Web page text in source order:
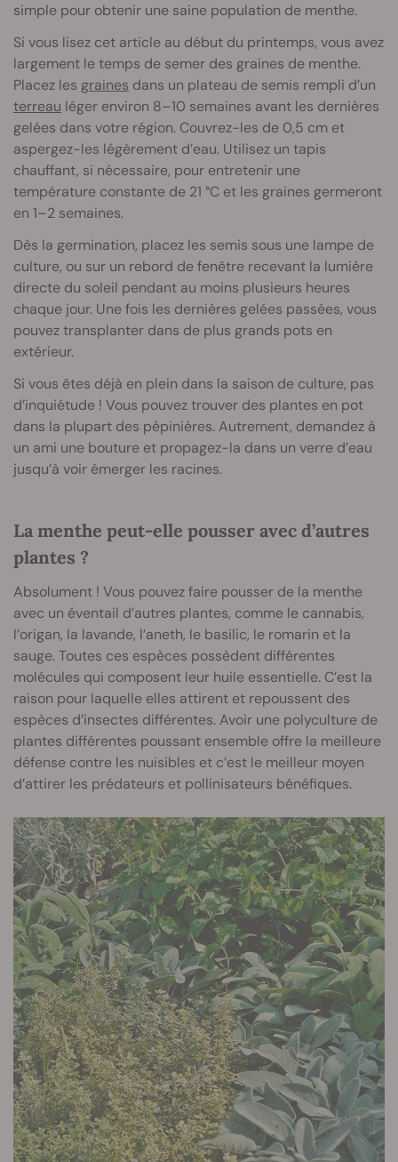
simple pour obtenir une saine population de menthe.
Si vous lisez cet article au début du printemps, vous avez
largement le temps de semer des graines de menthe.
Placez les graines dans un plateau de semis rempli d’un
terreau léger environ 8–10 semaines avant les dernières
gelées dans votre région. Couvrez-les de 0,5 cm et
aspergez-les légèrement d’eau. Utilisez un tapis
chauffant, si nécessaire, pour entretenir une
température constante de 21 °C et les graines germeront
en 1–2 semaines.
Dès la germination, placez les semis sous une lampe de
culture, ou sur un rebord de fenêtre recevant la lumière
directe du soleil pendant au moins plusieurs heures
chaque jour. Une fois les dernières gelées passées, vous
pouvez transplanter dans de plus grands pots en
extérieur.
Si vous êtes déjà en plein dans la saison de culture, pas
d’inquiétude ! Vous pouvez trouver des plantes en pot
dans la plupart des pépinières. Autrement, demandez à
un ami une bouture et propagez-la dans un verre d’eau
jusqu’à voir émerger les racines.
La menthe peut-elle pousser avec d’autres
plantes ?
Absolument ! Vous pouvez faire pousser de la menthe
avec un éventail d’autres plantes, comme le cannabis,
l’origan, la lavande, l’aneth, le basilic, le romarin et la
sauge. Toutes ces espèces possèdent différentes
molécules qui composent leur huile essentielle. C’est la
raison pour laquelle elles attirent et repoussent des
espèces d’insectes différentes. Avoir une polyculture de
plantes différentes poussant ensemble offre la meilleure
défense contre les nuisibles et c’est le meilleur moyen
d’attirer les prédateurs et pollinisateurs bénéfiques.